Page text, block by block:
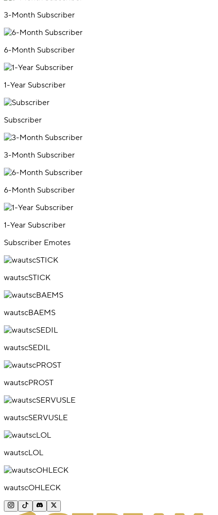
3-Month Subscriber
6-Month Subscriber
1-Year Subscriber
Subscriber
3-Month Subscriber
6-Month Subscriber
1-Year Subscriber
Subscriber Emotes
wautscSTICK
wautscBAEMS
wautscSEDIL
wautscPROST
wautscSERVUSLE
wautscLOL
wautscOHLECK